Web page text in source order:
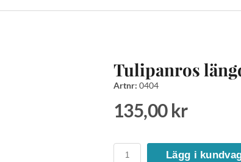
Tulipanros
Artnr: 0404
135,00 kr
Lägg i